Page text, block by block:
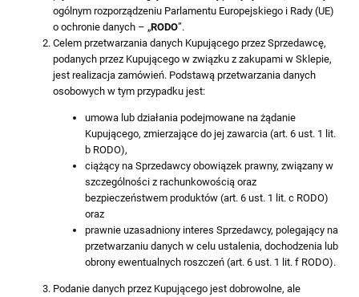
ogólnym rozporządzeniu Parlamentu Europejskiego i Rady (UE)
o ochronie danych – „RODO”.
Celem przetwarzania danych Kupującego przez Sprzedawcę,
podanych przez Kupującego w związku z zakupami w Sklepie,
jest realizacja zamówień. Podstawą przetwarzania danych
osobowych w tym przypadku jest:
umowa lub działania podejmowane na żądanie
Kupującego, zmierzające do jej zawarcia (art. 6 ust. 1 lit.
b RODO),
ciążący na Sprzedawcy obowiązek prawny, związany w
szczególności z rachunkowością oraz
bezpieczeństwem produktów (art. 6 ust. 1 lit. c RODO)
oraz
prawnie uzasadniony interes Sprzedawcy, polegający na
przetwarzaniu danych w celu ustalenia, dochodzenia lub
obrony ewentualnych roszczeń (art. 6 ust. 1 lit. f RODO).
Podanie danych przez Kupującego jest dobrowolne, ale